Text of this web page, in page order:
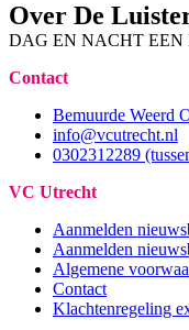
Over De
DAG EN NACHT EEN
Contact
Bemuurde Weerd
info@vcutrecht.nl
0302312289
VC Utrecht
Aanmelden
Aanmelden
Algemene
Contact
Klachtenregeling